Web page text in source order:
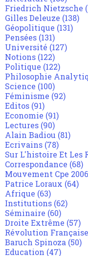
Friedrich Nietzsche
Gilles Deleuze (138)
Géopolitique (131)
Pensées (131)
Université (127)
Notions (122)
Politique (122)
Philosophie
Science (100)
Féminisme (92)
Editos (91)
Economie (91)
Lectures (90)
Alain Badiou (81)
Ecrivains (78)
Sur L'histoire Et Les
Correspondance (68)
Mouvement Cpe 2006
Patrice Loraux (64)
Afrique (63)
Institutions (62)
Séminaire (60)
Droite Extrême (57)
Révolution Française
Baruch Spinoza (50)
Education (47)